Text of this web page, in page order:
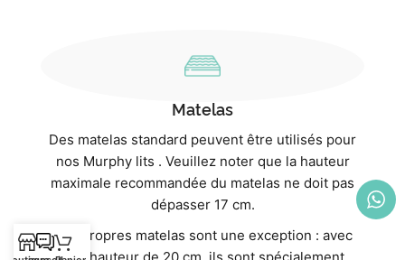
Matelas
Des matelas standard peuvent être utilisés pour
nos Murphy lits . Veuillez noter que la hauteur
maximale recommandée du matelas ne doit pas
dépasser 17 cm.
Nos propres matelas sont une exception : avec